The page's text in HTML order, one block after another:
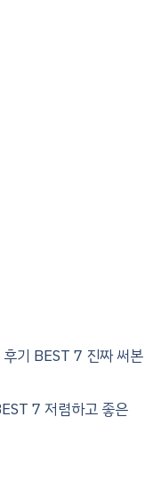
기 BEST 7 진짜 써본
7 저렴하고 좋은